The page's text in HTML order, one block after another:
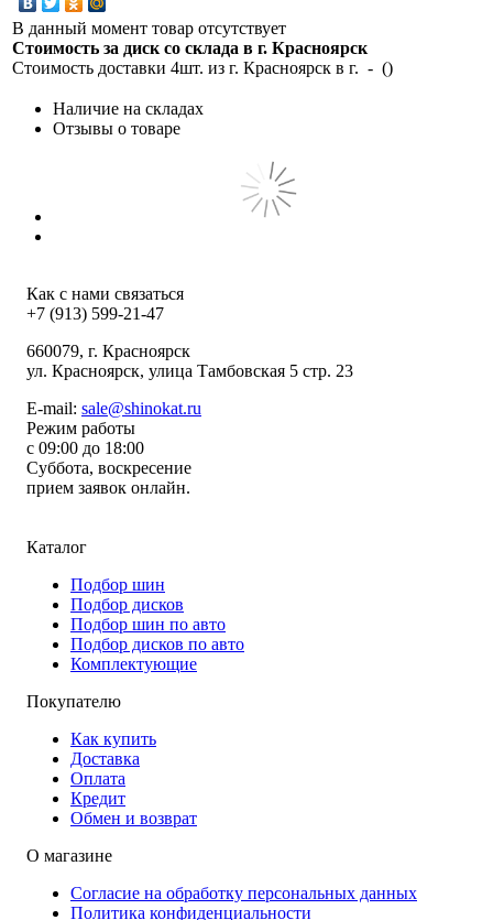
В данный момент товар отсутствует
Стоимость за диск со склада в г. Красноярск
Стоимость доставки 4шт. из г. Красноярск в г. - ()
Наличие на складах
Отзывы о товаре
Как с нами связаться
+7 (913) 599-21-47
660079, г. Красноярск
ул. Красноярск, улица Тамбовская 5 стр. 23
E-mail: sale@shinokat.ru
Режим работы
с 09:00 до 18:00
Суббота, воскресение
прием заявок онлайн.
Каталог
Подбор шин
Подбор дисков
Подбор шин по авто
Подбор дисков по авто
Комплектующие
Покупателю
Как купить
Доставка
Оплата
Кредит
Обмен и возврат
О магазине
Согласие на обработку персональных данных
Политика конфиденциальности